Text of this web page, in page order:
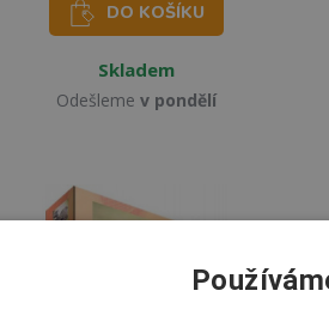
DO KOŠÍKU
Skladem
Odešleme v pondělí